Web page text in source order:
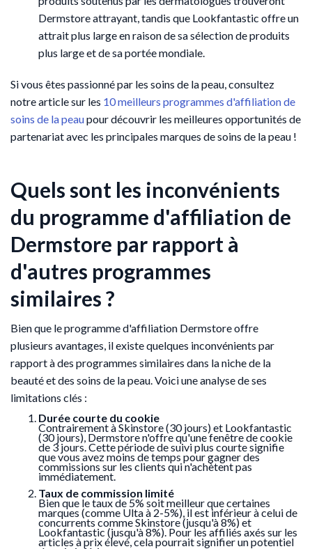
Dermstore attrayant, tandis que Lookfantastic offre un
attrait plus large en raison de sa sélection de produits
plus large et de sa portée mondiale.
Si vous êtes passionné par les soins de la peau, consultez
notre article sur les 10 meilleurs programmes d'affiliation de
soins de la peaupour découvrir les meilleures opportunités de
partenariat avec les principales marques de soins de la peau !
Quels sont les inconvénients
du programme d'affiliation de
Dermstore par rapport à
d'autres programmes
similaires ?
Bien que le programme d'affiliation Dermstore offre
plusieurs avantages, il existe quelques inconvénients par
rapport à des programmes similaires dans la niche de la
beauté et des soins de la peau. Voici une analyse de ses
limitations clés :
Durée courte du cookie
Contrairement à Skinstore (30 jours) et Lookfantastic
(30 jours), Dermstore n'offre qu'une fenêtre de cookie
de 3 jours. Cette période de suivi plus courte signifie
que vous avez moins de temps pour gagner des
commissions sur les clients qui n'achètent pas
immédiatement.
Taux de commission limité
Bien que le taux de 5% soit meilleur que certaines
marques (comme Ulta à 2-5%), il est inférieur à celui de
concurrents comme Skinstore (jusqu'à 8%) et
Lookfantastic (jusqu'à 8%). Pour les affiliés axés sur les
articles à prix élevé, cela pourrait signifier un potentiel